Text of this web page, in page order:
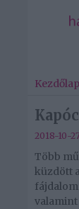
Kezdőlap
2018-10-
Több
küzdött
valamint